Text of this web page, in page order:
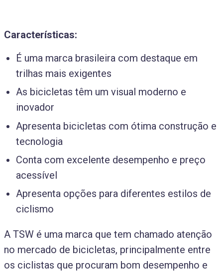
Características:
É uma marca brasileira com destaque em
trilhas mais exigentes
As bicicletas têm um visual moderno e
inovador
Apresenta bicicletas com ótima construção e
tecnologia
Conta com excelente desempenho e preço
acessível
Apresenta opções para diferentes estilos de
ciclismo
A TSW é uma marca que tem chamado atenção
no mercado de bicicletas, principalmente entre
os ciclistas que procuram bom desempenho e